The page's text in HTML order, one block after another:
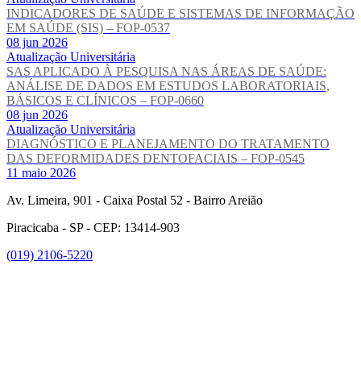
INDICADORES DE SAÚDE E SISTEMAS DE INFORMAÇÃO
EM SAÚDE (SIS) – FOP-0537
08 jun 2026
Atualização Universitária
SAS APLICADO À PESQUISA NAS ÁREAS DE SAÚDE:
ANÁLISE DE DADOS EM ESTUDOS LABORATORIAIS,
BÁSICOS E CLÍNICOS – FOP-0660
08 jun 2026
Atualização Universitária
DIAGNÓSTICO E PLANEJAMENTO DO TRATAMENTO
DAS DEFORMIDADES DENTOFACIAIS – FOP-0545
11 maio 2026
Av. Limeira, 901 - Caixa Postal 52 - Bairro Areião
Piracicaba - SP - CEP: 13414-903
(019) 2106-5220